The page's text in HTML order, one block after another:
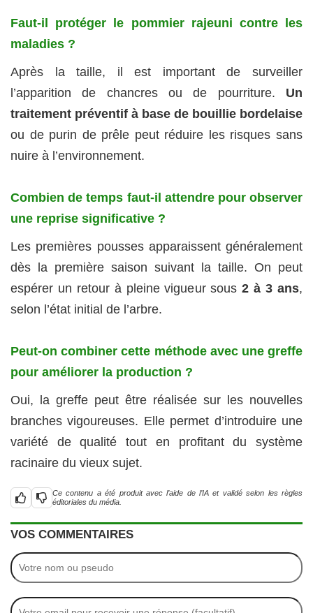
Faut-il protéger le pommier rajeuni contre les
maladies ?
Après la taille, il est important de surveiller
l’apparition de chancres ou de pourriture. Un
traitement préventif à base de bouillie bordelaise
ou de purin de prêle peut réduire les risques sans
nuire à l’environnement.
Combien de temps faut-il attendre pour observer
une reprise significative ?
Les premières pousses apparaissent généralement
dès la première saison suivant la taille. On peut
espérer un retour à pleine vigueur sous2 à 3 ans,
selon l’état initial de l’arbre.
Peut-on combiner cette méthode avec une greffe
pour améliorer la production ?
Oui, la greffe peut être réalisée sur les nouvelles
branches vigoureuses. Elle permet d’introduire une
variété de qualité tout en profitant du système
racinaire du vieux sujet.
Ce contenu a été produit avec l’aide de l’IA et validé selon les règles
éditoriales du média.
VOS COMMENTAIRES